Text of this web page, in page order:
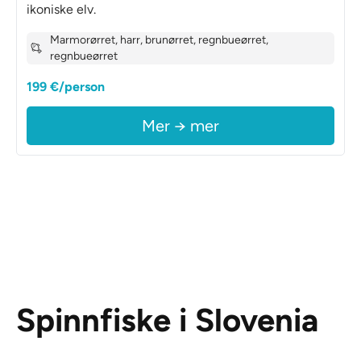
ikoniske elv.
Marmorørret, harr, brunørret, regnbueørret,
regnbueørret
199 €/person
Mer → mer
Spinnfiske i Slovenia